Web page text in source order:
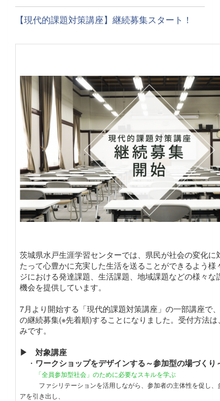
【現代的課題対策講座】継続募集スタート！
茨城県水戸生涯学習センターでは、県民が社会の変化に
たって心豊かに充実した生活を送ることができるよう様
ジにおける発達課題、生活課題、地域課題などの様々な
機会を提供しています。
7月より開始する「現代的課題対策講座」の一部講座で
の継続募集(※先着順)することになりました。 受付方法
みです。
▶ 対象講座
・ ワークショップをデザインする～参加型の場づくり
「全員参加型社会」のために必要なスキルを学ぶ
ファシリテーションを活用しながら、参加者の主体性を促し、
アを引き出し、